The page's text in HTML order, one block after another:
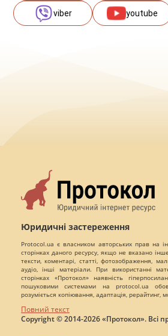
viber youtube
Юридичні застереження
Protocol.ua є власником авторських прав на
сторінках даного ресурсу, якщо не вказано
тексти, коментарі, статті, фотозображення,
аудіо, інші матеріали. При використанні
сторінках «Протокол» наявність
пошуковими системами на protocol.ua
розуміється копіювання, адаптація, рерайтинг,
Повний текст
Copyright © 2014-2026 «Протокол». Всі